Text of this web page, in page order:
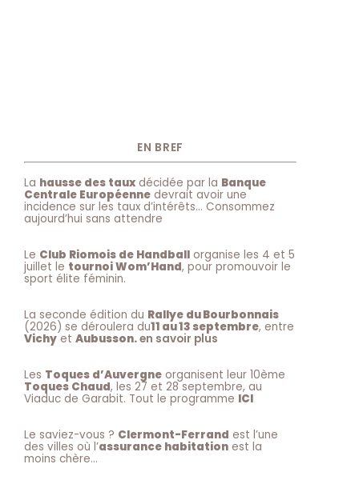
EN BREF
La hausse des taux décidée par la Banque
Centrale Européenne devrait avoir une
incidence sur les taux d’intérêts… Consommez
aujourd’hui sans attendre
Le Club Riomois de Handball organise les 4 et 5
juillet le tournoi Wom’Hand, pour promouvoir le
sport élite féminin.
La seconde édition du Rallye du Bourbonnais
(2026) se déroulera du11 au 13 septembre, entre
Vichy et Aubusson.en savoir plus
Les Toques d’Auvergne organisent leur 10ème
Toques Chaud, les 27 et 28 septembre, au
Viaduc de Garabit. Tout le programme ICI
Le saviez-vous ? Clermont-Ferrand est l’une
des villes où l’assurance habitation est la
moins chère…